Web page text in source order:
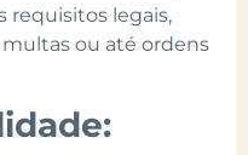
requisitos legais,
ou até ordens